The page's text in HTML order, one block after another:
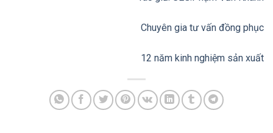
Chuyên gia tư vấn đồng phục
12 năm kinh nghiệm sản xuất